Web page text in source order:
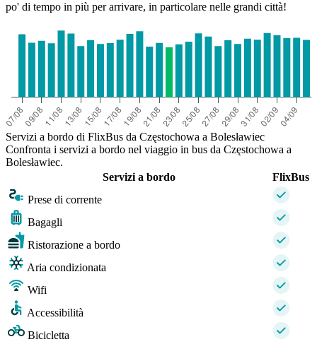
po' di tempo in più per arrivare, in particolare nelle grandi città!
Servizi a bordo di FlixBus da Częstochowa a Bolesławiec
Confronta i servizi a bordo nel viaggio in bus da Częstochowa a
Bolesławiec.
Servizi a bordo
FlixBus
Prese di corrente
Bagagli
Ristorazione a bordo
Aria condizionata
Wifi
Accessibilità
Bicicletta